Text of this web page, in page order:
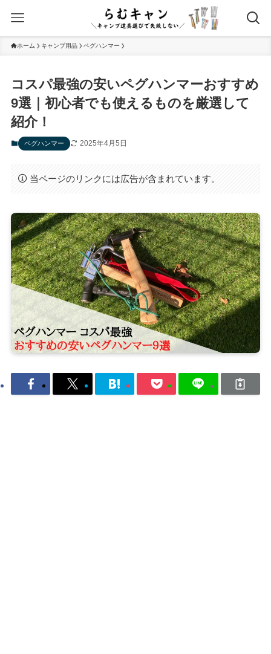
ホーム キャンプ用品 ペグハンマー
コスパ最強の安いペグハンマーおすすめ
9選｜初心者でも使えるものを厳選して
紹介！
ペグハンマー 2025年4月5日
当ページのリンクには広告が含まれています。